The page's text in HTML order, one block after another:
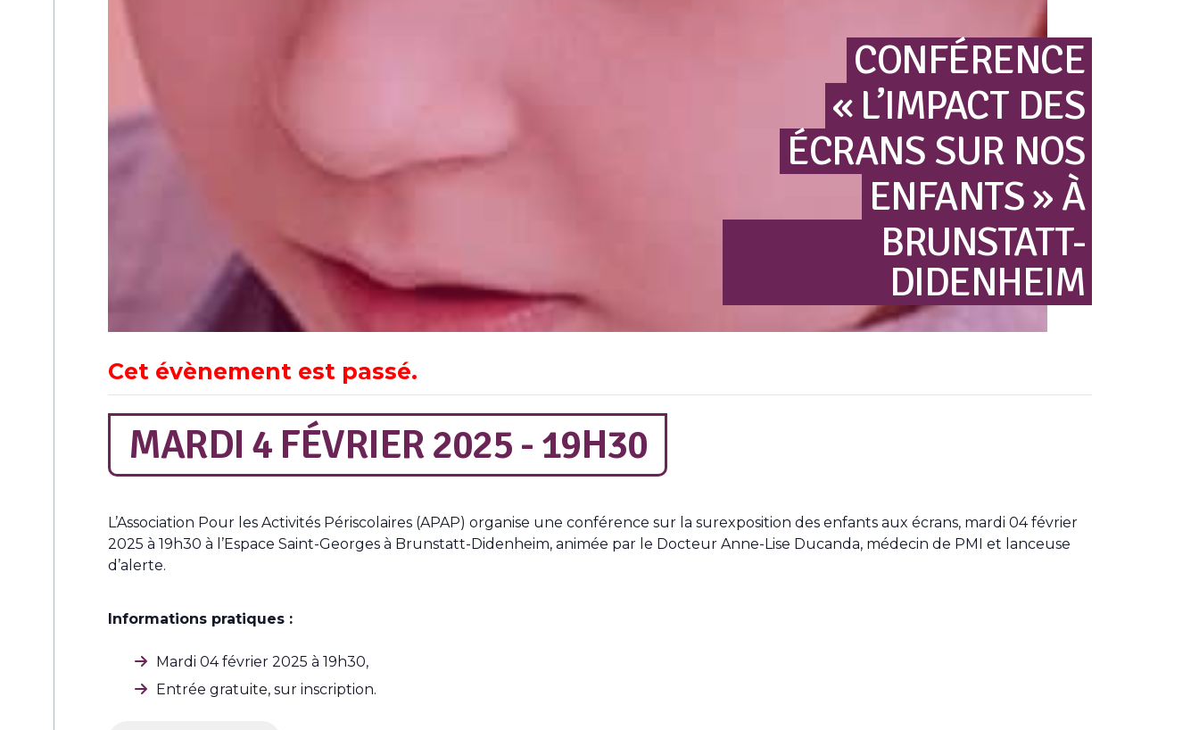
CONFÉRENCE
« L’IMPACT DES
ÉCRANS SUR NOS
ENFANTS » À
BRUNSTATT-
DIDENHEIM
Cet évènement est passé.
MARDI 4 FÉVRIER 2025 - 19H30
L’Association Pour les Activités Périscolaires (APAP) organise une conférence sur la surexposition des enfants aux écrans, mardi 04 février
2025 à 19h30 à l’Espace Saint-Georges à Brunstatt-Didenheim, animée par le Docteur Anne-Lise Ducanda, médecin de PMI et lanceuse
d’alerte.
Informations pratiques :
Mardi 04 février 2025 à 19h30,
Entrée gratuite, sur inscription.